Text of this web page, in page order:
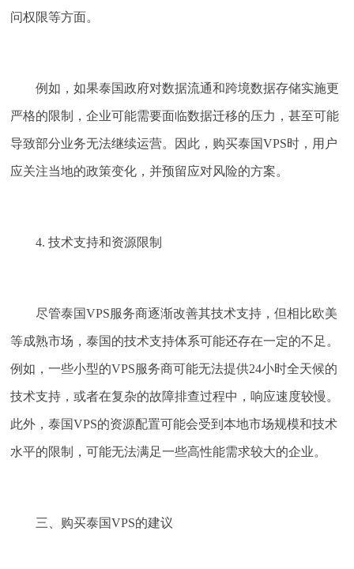
问权限等方面。
例如，如果泰国政府对数据流通和跨境数据存储实施更
严格的限制，企业可能需要面临数据迁移的压力，甚至可能
导致部分业务无法继续运营。因此，购买泰国VPS时，用户
应关注当地的政策变化，并预留应对风险的方案。
4. 技术支持和资源限制
尽管泰国VPS服务商逐渐改善其技术支持，但相比欧美
等成熟市场，泰国的技术支持体系可能还存在一定的不足。
例如，一些小型的VPS服务商可能无法提供24小时全天候的
技术支持，或者在复杂的故障排查过程中，响应速度较慢。
此外，泰国VPS的资源配置可能会受到本地市场规模和技术
水平的限制，可能无法满足一些高性能需求较大的企业。
三、购买泰国VPS的建议